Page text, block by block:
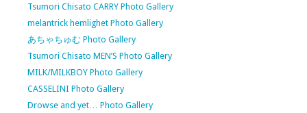
Tsumori Chisato CARRY Photo Gallery
melantrick hemlighet Photo Gallery
あちゃちゅむ Photo Gallery
Tsumori Chisato MEN’S Photo Gallery
MILK/MILKBOY Photo Gallery
CASSELINI Photo Gallery
Drowse and yet… Photo Gallery